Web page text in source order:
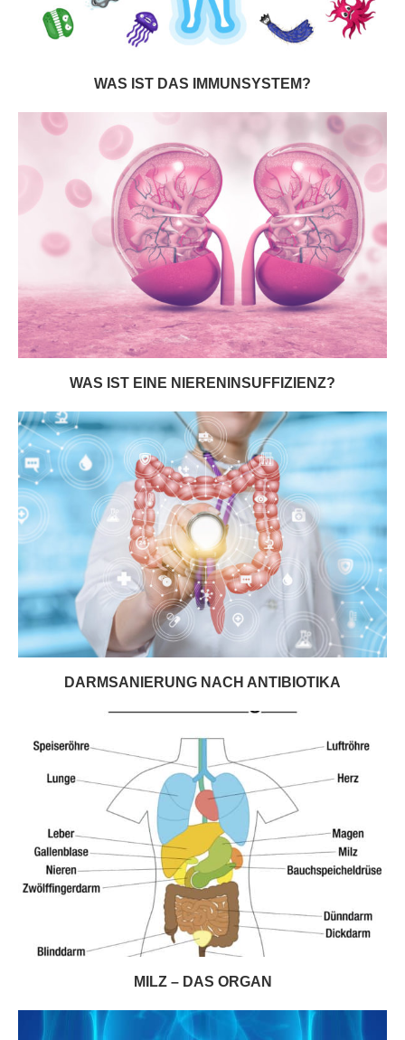
WAS IST DAS IMMUNSYSTEM?
WAS IST EINE NIERENINSUFFIZIENZ?
DARMSANIERUNG NACH ANTIBIOTIKA
MILZ – DAS ORGAN